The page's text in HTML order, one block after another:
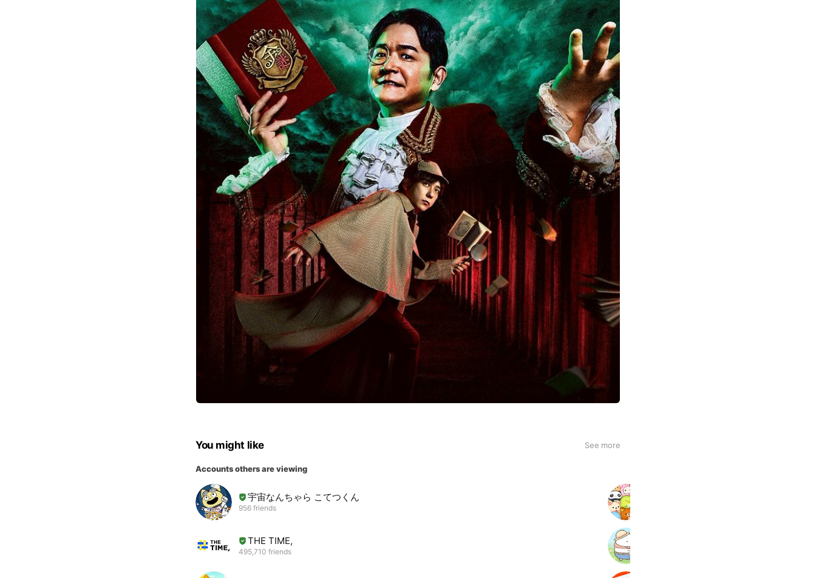
You might like See more
Accounts others are viewing
宇宙なんちゃら こてつくん
956 friends
THE TIME,
495,710 friends